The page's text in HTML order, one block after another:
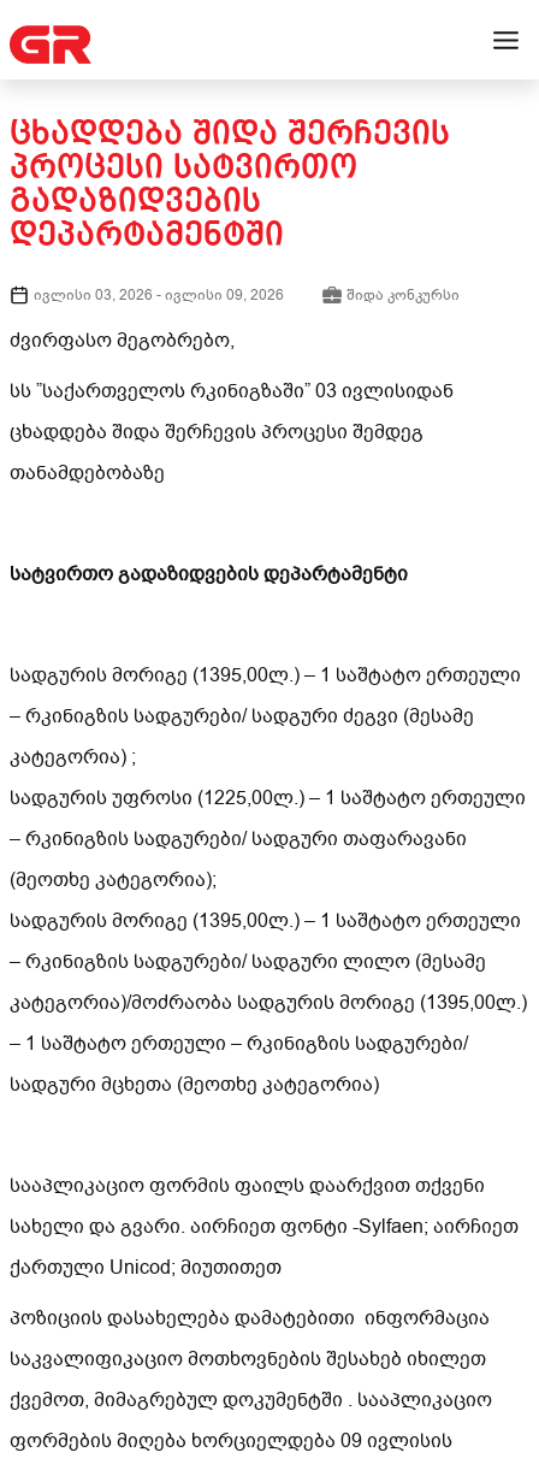
ᲪᲮᲐᲓᲓᲔᲑᲐ ᲨᲘᲓᲐ ᲨᲔᲠᲩᲔᲕᲘᲡ
ᲞᲠᲝᲪᲔᲡᲘ ᲡᲐᲢᲕᲘᲠᲗᲝ
ᲒᲐᲓᲐᲖᲘᲓᲕᲔᲑᲘᲡ
ᲓᲔᲞᲐᲠᲢᲐᲛᲔᲜᲢᲨᲘ
ივლისი 03, 2026 -ივლისი 09, 2026 შიდა კონკურსი
ძვირფასო მეგობრებო,
სს ”საქართველოს რკინიგზაში” 03 ივლისიდან
ცხადდება შიდა შერჩევის პროცესი შემდეგ
თანამდებობაზე
სატვირთო გადაზიდვების დეპარტამენტი
სადგურის მორიგე (1395,00ლ.) – 1 საშტატო ერთეული
– რკინიგზის სადგურები/ სადგური ძეგვი (მესამე
კატეგორია) ;
სადგურის უფროსი (1225,00ლ.) – 1 საშტატო ერთეული
– რკინიგზის სადგურები/ სადგური თაფარავანი
(მეოთხე კატეგორია);
სადგურის მორიგე (1395,00ლ.) – 1 საშტატო ერთეული
– რკინიგზის სადგურები/ სადგური ლილო (მესამე
კატეგორია)/მოძრაობა სადგურის მორიგე (1395,00ლ.)
– 1 საშტატო ერთეული – რკინიგზის სადგურები/
სადგური მცხეთა (მეოთხე კატეგორია)
სააპლიკაციო ფორმის ფაილს დაარქვით თქვენი
სახელი და გვარი. აირჩიეთ ფონტი -Sylfaen; აირჩიეთ
ქართული Unicod; მიუთითეთ
პოზიციის დასახელება დამატებითი ინფორმაცია
საკვალიფიკაციო მოთხოვნების შესახებ იხილეთ
ქვემოთ, მიმაგრებულ დოკუმენტში . სააპლიკაციო
ფორმების მიღება ხორციელდება 09 ივლისის